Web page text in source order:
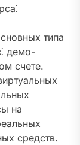
типа
демо-
счете.
на
средств.